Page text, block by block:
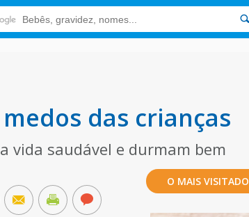
das crianças
vida saudável e durmam bem
O MAIS VISITADO